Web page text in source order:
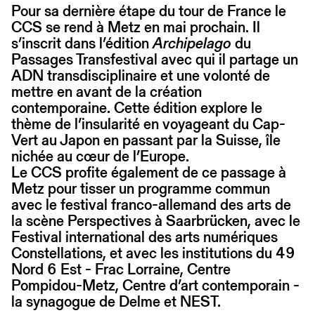
Pour sa dernière étape du tour de France le
CCS se rend à Metz en mai prochain. Il
s’inscrit dans l’éditionArchipelago du
Passages Transfestival avec qui il partage un
ADN transdisciplinaire et une volonté de
mettre en avant de la création
contemporaine. Cette édition explore le
thème de l’insularité en voyageant du Cap-
Vert au Japon en passant par la Suisse, île
nichée au cœur de l’Europe.
Le CCS profite également de ce passage à
Metz pour tisser un programme commun
avec le festival franco-allemand des arts de
la scène Perspectives à Saarbrücken, avec le
Festival international des arts numériques
Constellations, et avec les institutions du 49
Nord 6 Est - Frac Lorraine, Centre
Pompidou-Metz, Centre d’art contemporain -
la synagogue de Delme et NEST.